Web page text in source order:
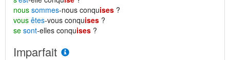
nous sommes-nous conquises ?
vous êtes-vous conquises ?
se sont-elles conquises ?
Imparfait